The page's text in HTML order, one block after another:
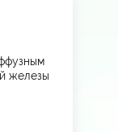
железы